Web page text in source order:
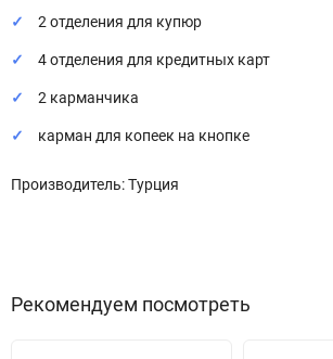
2 отделения для купюр
4 отделения для кредитных карт
2 карманчика
карман для копеек на кнопке
Производитель: Турция
Рекомендуем посмотреть